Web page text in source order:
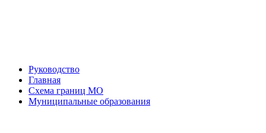
Руководство
Главная
Схема границ МО
Муниципальные образования